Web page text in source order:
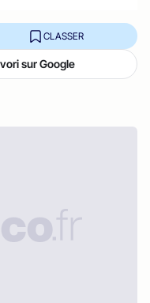
CLASSER
sur Google